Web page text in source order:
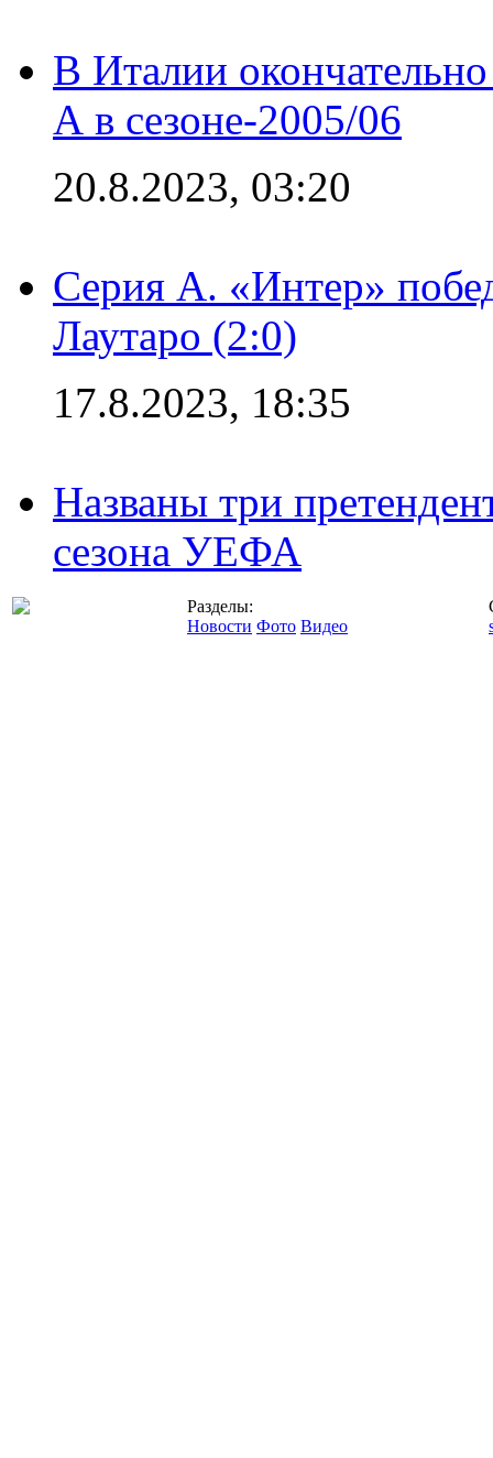
В Италии
А в сезоне-2005/06
20.8.2023, 03:20
Серия А. «Интер»
Лаутаро (2:0)
17.8.2023, 18:35
Названы три
сезона УЕФА
Разделы:
Новости Фото Видео